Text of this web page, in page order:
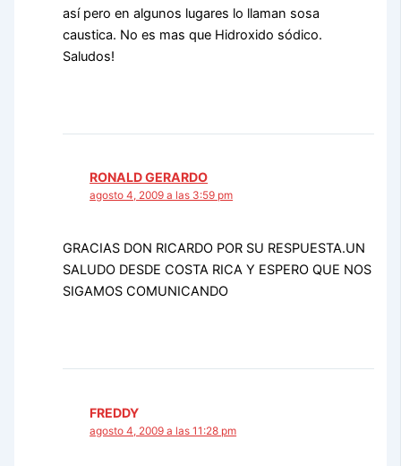
así pero en algunos lugares lo llaman sosa
caustica. No es mas que Hidroxido sódico.
Saludos!
RONALD GERARDO
agosto 4, 2009 a las 3:59 pm
GRACIAS DON RICARDO POR SU RESPUESTA.UN
SALUDO DESDE COSTA RICA Y ESPERO QUE NOS
SIGAMOS COMUNICANDO
FREDDY
agosto 4, 2009 a las 11:28 pm